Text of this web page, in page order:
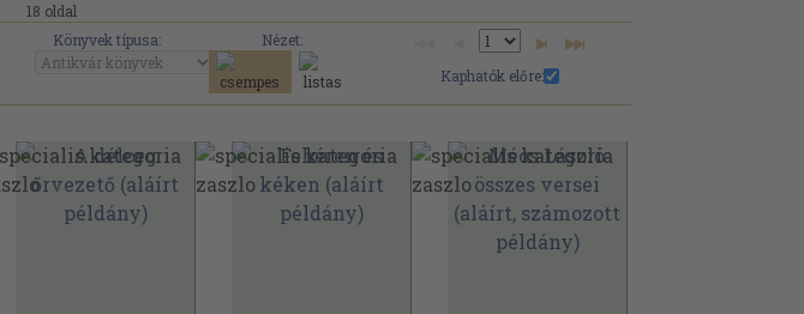
18 oldal
Könyvek típusa:
Nézet:
Kaphatók előre: